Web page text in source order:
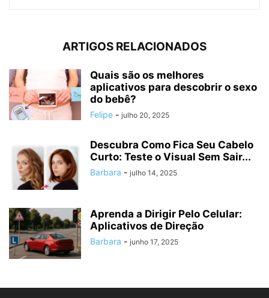
ARTIGOS RELACIONADOS
Quais são os melhores
aplicativos para descobrir o sexo
do bebê?
Felipe - julho 20, 2025
Descubra Como Fica Seu Cabelo
Curto: Teste o Visual Sem Sair...
Barbara - julho 14, 2025
Aprenda a Dirigir Pelo Celular:
Aplicativos de Direção
Barbara - junho 17, 2025